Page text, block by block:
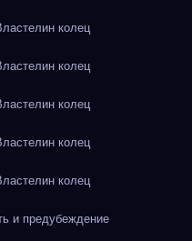
колец
колец
колец
колец
колец
и предубеждение